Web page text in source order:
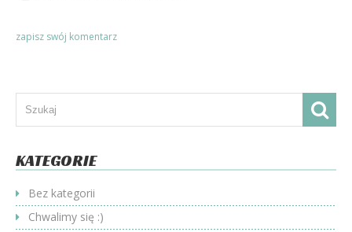
KATEGORIE
Bez kategorii
Chwalimy się :)